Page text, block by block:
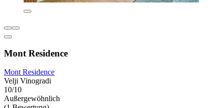
Mont Residence
Mont Residence
Velji Vinogradi
10/10
Außergewöhnlich